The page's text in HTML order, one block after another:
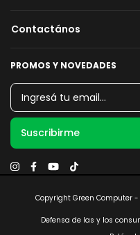
Contactános
PROMOS Y NOVEDADES
Copyright Green Computer
Defensa de las y los